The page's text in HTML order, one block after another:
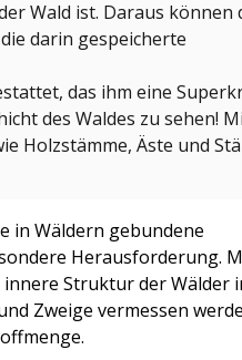
Wald ist. Daraus können
darin gespeicherte
das ihm eine
des Waldes zu sehen!
Holzstämme, Äste und
in Wäldern gebundene
Herausforderung.
Struktur der Wälder
Zweige vermessen